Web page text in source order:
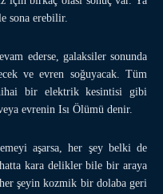
sona erebilir.
ederse, galaksiler sonunda
ve evren soğuyacak. Tüm
bir elektrik kesintisi gibi
evrenin Isı Ölümü denir.
aşarsa, her şey belki de
kara delikler bile bir araya
şeyin kozmik bir dolaba geri